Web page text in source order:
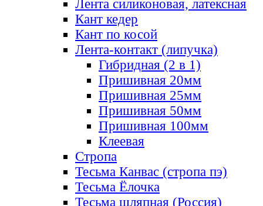
Лента силиконовая, латексная
Кант кедер
Кант по косой
Лента-контакт (липучка)
Гибридная (2 в 1)
Пришивная 20мм
Пришивная 25мм
Пришивная 50мм
Пришивная 100мм
Клеевая
Стропа
Тесьма Канвас (стропа пэ)
Тесьма Ёлочка
Тесьма шляпная (Россия)